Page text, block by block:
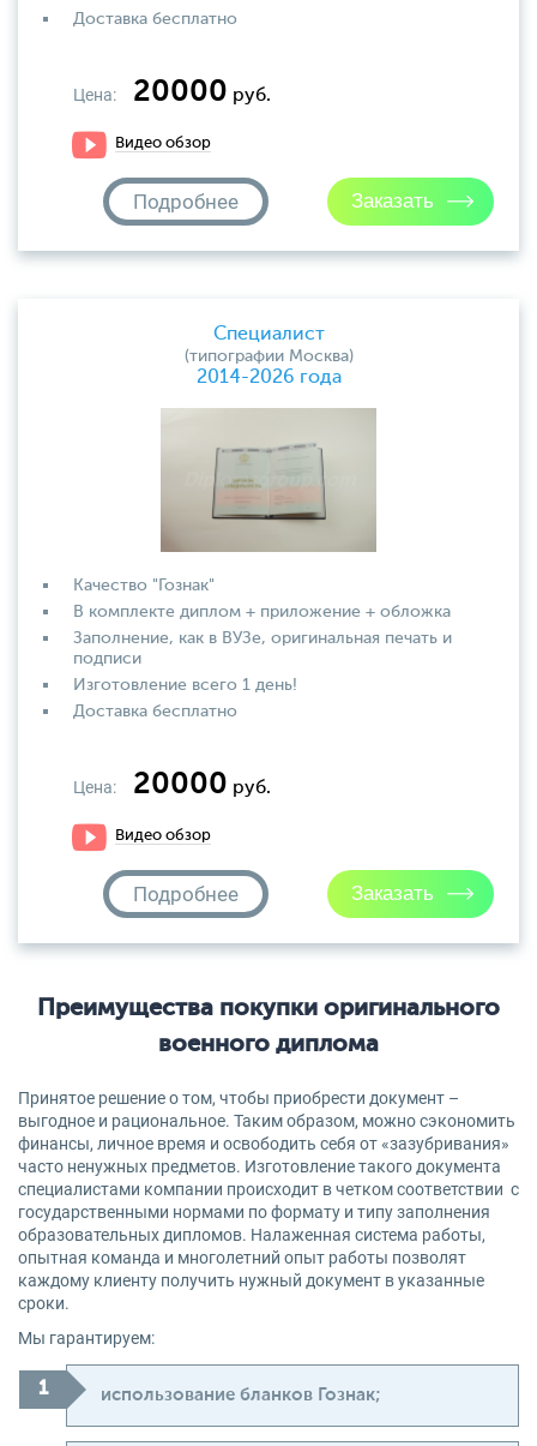
Доставка бесплатно
Цена: 20000 руб.
Видео обзор
Подробнее
Специалист
(типографии Москва)
2014-2026 года
Качество "Гознак"
В комплекте диплом + приложение + обложка
Заполнение, как в ВУЗе, оригинальная печать и
подписи
Изготовление всего 1 день!
Доставка бесплатно
Цена: 20000 руб.
Видео обзор
Подробнее
Преимущества покупки оригинального
военного диплома
Принятое решение о том, чтобы приобрести документ –
выгодное и рациональное. Таким образом, можно сэкономить
финансы, личное время и освободить себя от «зазубривания»
часто ненужных предметов. Изготовление такого документа
специалистами компании происходит в четком соответствии с
государственными нормами по формату и типу заполнения
образовательных дипломов. Налаженная система работы,
опытная команда и многолетний опыт работы позволят
каждому клиенту получить нужный документ в указанные
сроки.
Мы гарантируем:
использование бланков Гознак;